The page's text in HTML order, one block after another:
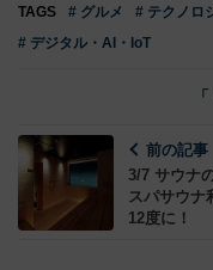
TAGS # グルメ # テクノロ
# デジタル・AI・IoT
前の記事
3/7 サウナ
スパサウナ
12度に！